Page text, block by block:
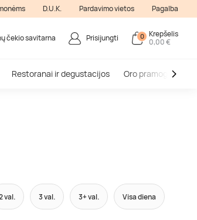
D.U.K. Pardavimo vietos Pagalba
čekio savitarna Prisijungti 0 Krepšelis
0,00 €
Restoranai ir degustacijos Oro pramogos
val. 3 val. 3+ val. Visa diena